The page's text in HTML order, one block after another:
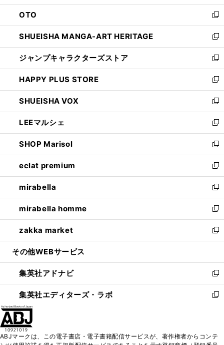
ウ
で
開
く
ン
ド
ウ
で
開
く
OTO
新
し
い
ウ
ィ
ン
ド
ウ
で
開
く
SHUEISHA MANGA-ART HERITAGE
新
し
い
ウ
ィ
ン
ド
ウ
で
開
く
ジャンプキャラクターズストア
新
し
い
ウ
ィ
ン
ド
ウ
で
開
く
HAPPY PLUS STORE
新
し
い
ウ
ィ
ン
ド
ウ
で
開
く
SHUEISHA VOX
新
し
い
ウ
ィ
ン
ド
ウ
で
開
く
LEEマルシェ
新
し
い
ウ
ィ
ン
ド
ウ
で
開
く
SHOP Marisol
新
し
い
ウ
ィ
ン
ド
ウ
で
開
eclat premium
新
し
い
ウ
ィ
ン
ド
ウ
開
く
mirabella
新
し
い
ウ
ィ
ン
ウ
で
開
く
mirabella homme
新
し
い
ウ
ン
ド
ウ
で
zakka market
新
し
ウ
ィ
ン
ド
く
その他WEBサービス
集英社アドナビ
新
し
い
ド
集英社エディターズ・ラボ
新
ィ
ABJマークは、この電子書店・電子書籍配信サービスが、著作権者からコンテ